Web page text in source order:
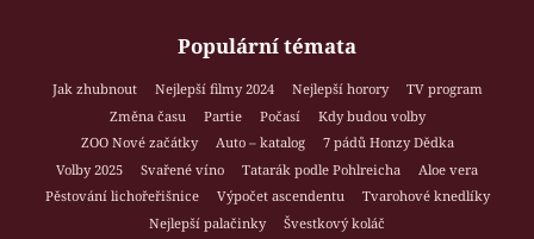
Populární témata
Jak zhubnout Nejlepší filmy 2024 Nejlepší horory
TV program
Změna času
Partie Počasí
Kdy budou volby
ZOO Nové začátky
Auto – katalog
7 pádů Honzy Dědka
Volby 2025
Svařené víno Tatarák podle Pohlreicha
Aloe vera
Pěstování lichořeřišnice
Výpočet ascendentu
Tvarohové knedlíky
Nejlepší palačinky
Švestkový koláč